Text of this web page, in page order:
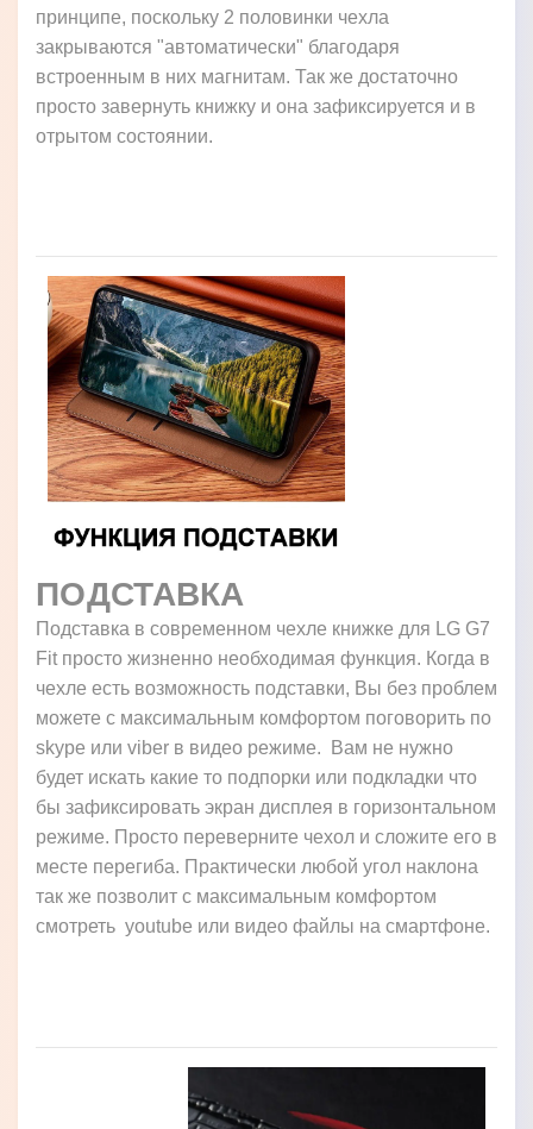
принципе, поскольку 2 половинки чехла
закрываются "автоматически" благодаря
встроенным в них магнитам. Так же достаточно
просто завернуть книжку и она зафиксируется и в
отрытом состоянии.
ПОДСТАВКА
Подставка в современном чехле книжке для LG G7
Fit просто жизненно необходимая функция. Когда в
чехле есть возможность подставки, Вы без проблем
можете с максимальным комфортом поговорить по
skype или viber в видео режиме. Вам не нужно
будет искать какие то подпорки или подкладки что
бы зафиксировать экран дисплея в горизонтальном
режиме. Просто переверните чехол и сложите его в
месте перегиба. Практически любой угол наклона
так же позволит с максимальным комфортом
смотреть youtube или видео файлы на смартфоне.